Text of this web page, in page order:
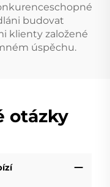
budovat
klienty založené
úspěchu.
otázky